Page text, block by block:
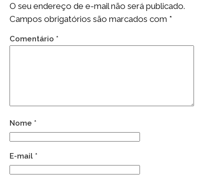
O seu endereço de e-mail não será publicado.
Campos obrigatórios são marcados com *
Comentário *
Nome *
E-mail *